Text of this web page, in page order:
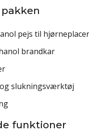
pejs til
brandkar
slukningsværktøj
funktioner